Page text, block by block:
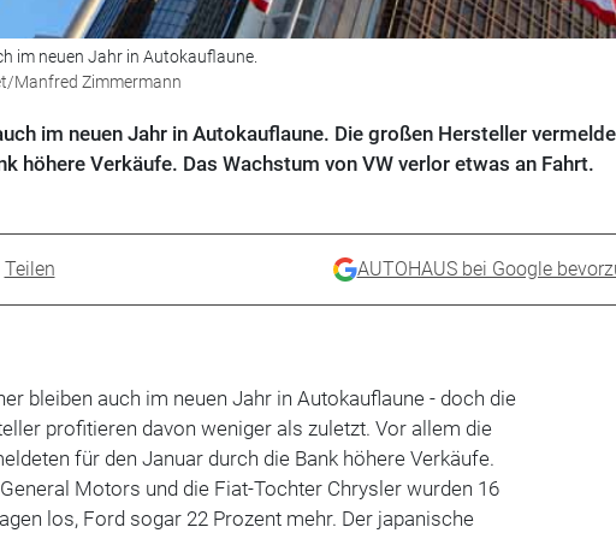
im neuen Jahr in Autokauflaune.
Manfred Zimmermann
im neuen Jahr in Autokauflaune. Die großen Hersteller
höhere Verkäufe. Das Wachstum von VW verlor etwas an Fahrt.
Teilen AUTOHAUS bei Google
bleiben auch im neuen Jahr in Autokauflaune - doch die
profitieren davon weniger als zuletzt. Vor allem die
für den Januar durch die Bank höhere Verkäufe.
Motors und die Fiat-Tochter Chrysler wurden 16
los, Ford sogar 22 Prozent mehr. Der japanische